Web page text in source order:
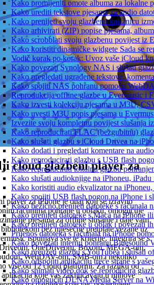
Kako promijeniti omote albuma za lokalne
Kako urediti tekstove pjesama za audio
Kako prenijeti svoju glazbenu knjižnicu
Kako arhivirati (ZIP) popise pjesama,
Kako scrobblati svoju glazbenu povijest iz
Kako koristiti dinamičke widgete Sada se
Vodič korak po korak: Uvoz vaše iCloud
Kako povezati Synology NAS i slušati
Kako pregledati ugrađene tekstove,
Kako spojiti NAS pohranu pomoću
Reprodukcija offline glazbe u Evermusic i
Kako izvesti kolekciju pjesama u M3U,
Kako uvesti M3U popis pjesama u
Izvezite svoju kompletnu povijest slušanja
Kako reproducirati FLAC (bezgubitnu)
Kako slušati glazbu s iCloud Drivea na
Kako dodati i pregledati komentare na
Kako reproducirati glazbu s USB flash
Kako reproducirati lokalnu glazbu
Kako slušati audioknjige na iPhoneu,
Kako koristiti audio ekvalizator na
Kako spojiti USB flash pogon na iPhone i
Kako bežično prenijeti datoteke s računala
Kako prenijeti datoteke s Maca na iPhone
Kako prenijeti datoteke u oblak i povezati
Prijenos datoteka s računala na iPhone
Kako povezati internu pohranu Bluesound
Kako preuzeti glazbu s YouTubea i slušati
Kako odspojiti aplikaciju treće strane s
Kako snimati video dok se reproducira
Kako omogućiti DLNA Media Server na
cloud glazbeni player za
player za iPhone je onaj koji se izravno
računima pohrane u oblaku, omogućuje
pjesama za offline slušanje i daje vam
bez mjesečne pretplate vezane uz
ispunjava sve te kriterije. Integrira se s
OneDriveom, Boxom, MEGA-om,
WebDAV-om, SMB-om i nekoliko
više od 12 cloud platformi. Za razliku od
aplikacija koje vas zaključavaju u njihove